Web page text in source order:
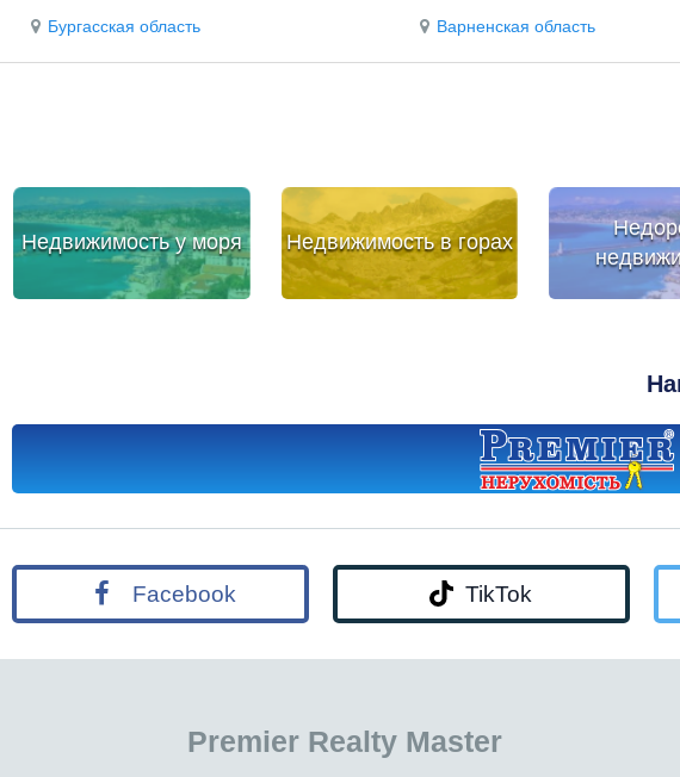
Бургасская область Варненская область
Недвижимость у моря Недвижимость в горах
Facebook TikTok
Premier Realty Master